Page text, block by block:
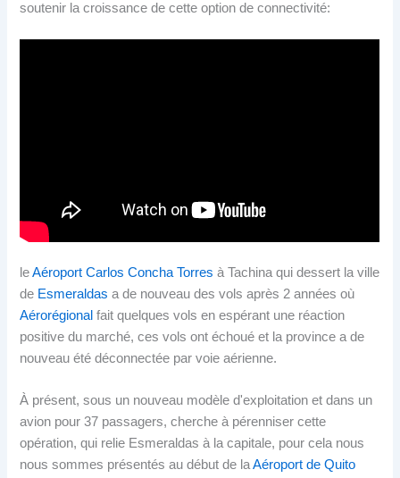
soutenir la croissance de cette option de connectivité:
leAéroport Carlos Concha Torres à Tachina qui dessert la ville
de Esmeraldas a de nouveau des vols après 2 années où
Aérorégional fait quelques vols en espérant une réaction
positive du marché, ces vols ont échoué et la province a de
nouveau été déconnectée par voie aérienne.
À présent, sous un nouveau modèle d'exploitation et dans un
avion pour 37 passagers, cherche à pérenniser cette
opération, qui relie Esmeraldas à la capitale, pour cela nous
nous sommes présentés au début de laAéroport de Quito